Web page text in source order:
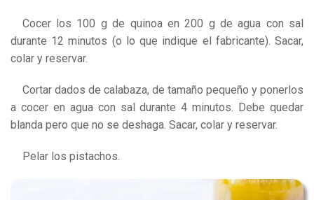
Cocer los 100 g de quinoa en 200 g de agua con sal
durante 12 minutos (o lo que indique el fabricante). Sacar,
colar y reservar.
Cortar dados de calabaza, de tamaño pequeño y ponerlos
a cocer en agua con sal durante 4 minutos. Debe quedar
blanda pero que no se deshaga. Sacar, colar y reservar.
Pelar los pistachos.